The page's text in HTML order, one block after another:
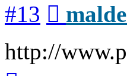
#13
http://